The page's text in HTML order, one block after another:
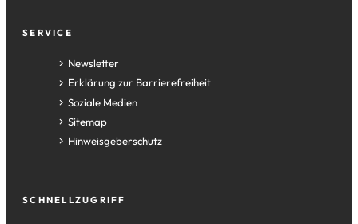
Fußzeile
SERVICE
Newsletter
Erklärung zur Barrierefreiheit
Soziale Medien
Sitemap
Hinweisgeberschutz
SCHNELLZUGRIFF